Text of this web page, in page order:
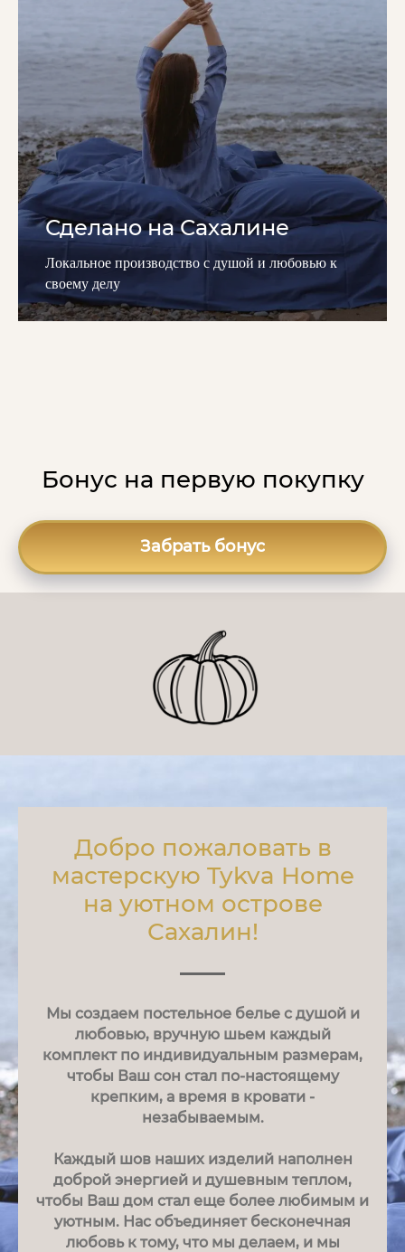
Сделано на Сахалине
Локальное производство с душой и любовью к
своему делу
Бонус на первую покупку
Забрать бонус
Добро пожаловать в
мастерскую Tykva Home
на уютном острове
Сахалин!
Мы создаем постельное белье с душой и
любовью, вручную шьем каждый
комплект по индивидуальным размерам,
чтобы Ваш сон стал по-настоящему
крепким, а время в кровати -
незабываемым.
Каждый шов наших изделий наполнен
доброй энергией и душевным теплом,
чтобы Ваш дом стал еще более любимым и
уютным. Нас объединяет бесконечная
любовь к тому, что мы делаем, и мы